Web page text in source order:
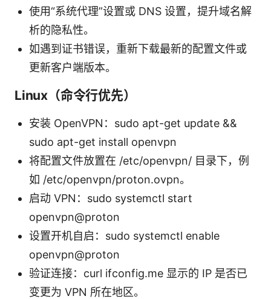
使用“系统代理”设置或 DNS 设置，提升域名解
析的隐私性。
如遇到证书错误，重新下载最新的配置文件或
更新客户端版本。
Linux（命令行优先）
安装 OpenVPN：sudo apt-get update &&
sudo apt-get install openvpn
将配置文件放置在 /etc/openvpn/ 目录下，例
如 /etc/openvpn/proton.ovpn。
启动 VPN：sudo systemctl start
openvpn@proton
设置开机自启：sudo systemctl enable
openvpn@proton
验证连接：curl ifconfig.me 显示的 IP 是否已
变更为 VPN 所在地区。